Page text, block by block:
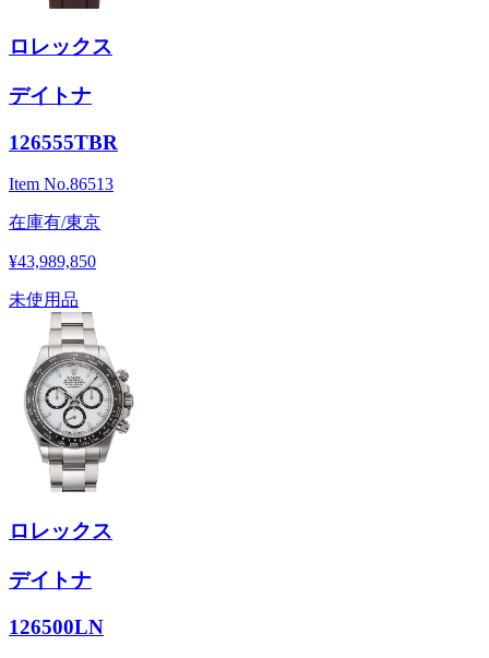
ロレックス
デイトナ
126555TBR
Item No.86513
在庫有/東京
¥43,989,850
未使用品
ロレックス
デイトナ
126500LN